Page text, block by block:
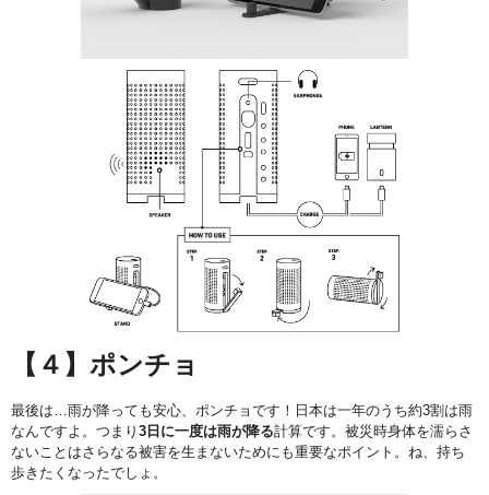
【４】ポンチョ
最後は…雨が降っても安心、ポンチョです！日本は一年のうち約3割は雨
なんですよ。つまり 3日に一度は雨が降る計算です。被災時身体を濡らさ
ないことはさらなる被害を生まないためにも重要なポイント。ね、持ち
歩きたくなったでしょ。